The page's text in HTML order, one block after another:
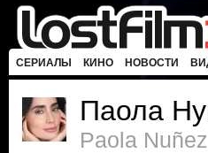
СЕРИАЛЫ КИНО НОВОСТИ
Паола
Paola Nuñez